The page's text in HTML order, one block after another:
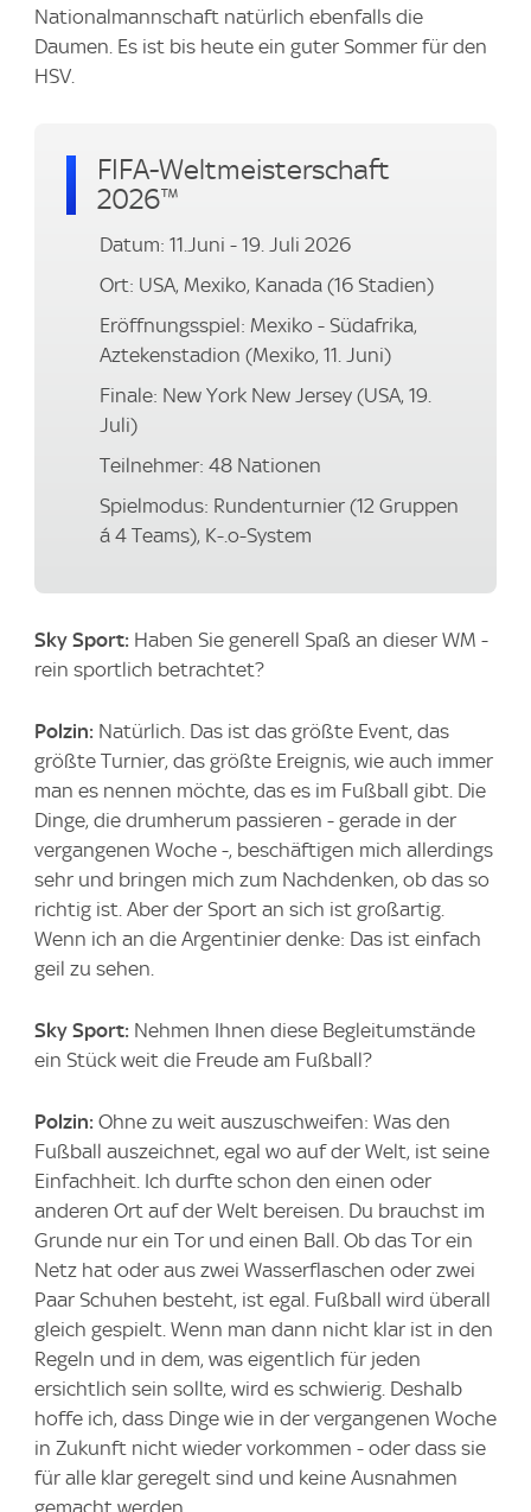
Nationalmannschaft natürlich ebenfalls die
Daumen. Es ist bis heute ein guter Sommer für den
HSV.
FIFA-Weltmeisterschaft
2026™
Datum: 11.Juni - 19. Juli 2026
Ort: USA, Mexiko, Kanada (16 Stadien)
Eröffnungsspiel: Mexiko - Südafrika,
Aztekenstadion (Mexiko, 11. Juni)
Finale: New York New Jersey (USA, 19.
Juli)
Teilnehmer: 48 Nationen
Spielmodus: Rundenturnier (12 Gruppen
á 4 Teams), K-.o-System
Sky Sport: Haben Sie generell Spaß an dieser WM -
rein sportlich betrachtet?
Polzin: Natürlich. Das ist das größte Event, das
größte Turnier, das größte Ereignis, wie auch immer
man es nennen möchte, das es im Fußball gibt. Die
Dinge, die drumherum passieren - gerade in der
vergangenen Woche -, beschäftigen mich allerdings
sehr und bringen mich zum Nachdenken, ob das so
richtig ist. Aber der Sport an sich ist großartig.
Wenn ich an die Argentinier denke: Das ist einfach
geil zu sehen.
Sky Sport: Nehmen Ihnen diese Begleitumstände
ein Stück weit die Freude am Fußball?
Polzin: Ohne zu weit auszuschweifen: Was den
Fußball auszeichnet, egal wo auf der Welt, ist seine
Einfachheit. Ich durfte schon den einen oder
anderen Ort auf der Welt bereisen. Du brauchst im
Grunde nur ein Tor und einen Ball. Ob das Tor ein
Netz hat oder aus zwei Wasserflaschen oder zwei
Paar Schuhen besteht, ist egal. Fußball wird überall
gleich gespielt. Wenn man dann nicht klar ist in den
Regeln und in dem, was eigentlich für jeden
ersichtlich sein sollte, wird es schwierig. Deshalb
hoffe ich, dass Dinge wie in der vergangenen Woche
in Zukunft nicht wieder vorkommen - oder dass sie
für alle klar geregelt sind und keine Ausnahmen
gemacht werden.